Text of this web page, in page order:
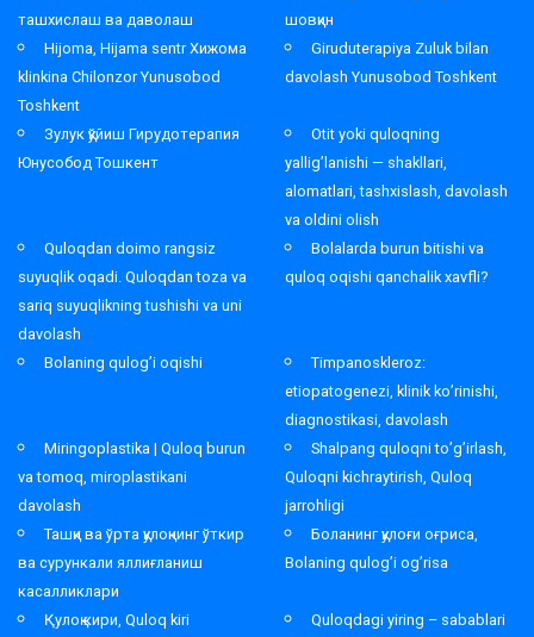
ташхислаш ва даволаш
шовқин
Hijoma, Hijama sentr Хижома
klinkina Chilonzor Yunusobod
Toshkent
Giruduterapiya Zuluk bilan
davolash Yunusobod Toshkent
Зулук қўйиш Гирудотерапия
Юнусобод Тошкент
Otit yoki quloqning
yallig’lanishi — shakllari,
alomatlari, tashxislash, davolash
va oldini olish
Quloqdan doimo rangsiz
suyuqlik oqadi. Quloqdan toza va
sariq suyuqlikning tushishi va uni
davolash
Bolalarda burun bitishi va
quloq oqishi qanchalik xavfli?
Bolaning qulog’i oqishi
Timpanoskleroz:
etiopatogenezi, klinik ko’rinishi,
diagnostikasi, davolash
Miringoplastika | Quloq burun
va tomoq, miroplastikani
davolash
Shalpang quloqni to’g’irlash,
Quloqni kichraytirish, Quloq
jarrohligi
Ташқи ва ўрта қулоқнинг ўткир
ва сурункали яллиғланиш
касалликлари
Боланинг қулоғи оғриса,
Bolaning qulog’i og’risa
Қулоқ кири, Quloq kiri
Quloqdagi yiring – sabablari